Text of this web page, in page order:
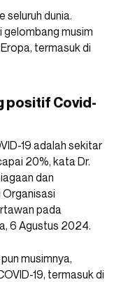
seluruh dunia.
musim
termasuk di
positif Covid-
19 adalah sekitar
20%, kata Dr.
dan
pada
6 Agustus 2024.
musimnya,
19, termasuk di